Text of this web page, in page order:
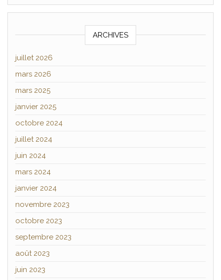
ARCHIVES
juillet 2026
mars 2026
mars 2025
janvier 2025
octobre 2024
juillet 2024
juin 2024
mars 2024
janvier 2024
novembre 2023
octobre 2023
septembre 2023
août 2023
juin 2023